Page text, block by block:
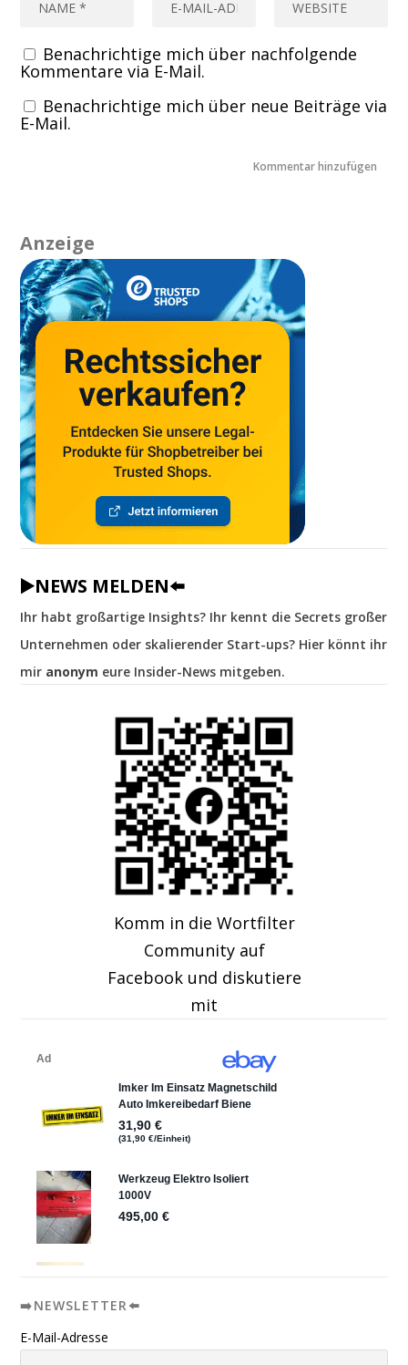
Benachrichtige mich über nachfolgende
Kommentare via E-Mail.
Benachrichtige mich über neue Beiträge via
E-Mail.
Anzeige
▶️NEWS MELDEN⬅️
Ihr habt großartige Insights? Ihr kennt die Secrets großer
Unternehmen oder skalierender Start-ups? Hier könnt ihr
mir anonym eure Insider-News mitgeben.
Komm in die Wortfilter
Community auf
Facebook und diskutiere
mit
➡️NEWSLETTER⬅️
E-Mail-Adresse